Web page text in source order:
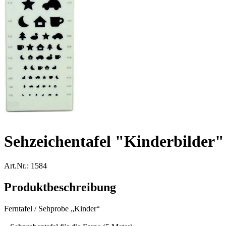
Sehzeichentafel
Art.Nr.: 1584
Produktbeschreibung
Ferntafel / Sehprobe „Kinder“